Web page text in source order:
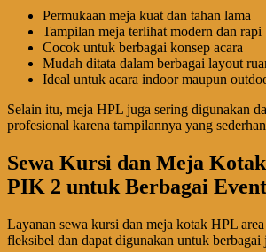
Permukaan meja kuat dan tahan lama
Tampilan meja terlihat modern dan rapi
Cocok untuk berbagai konsep acara
Mudah ditata dalam berbagai layout
Ideal untuk acara indoor maupun
Selain itu, meja HPL juga sering digunakan
profesional karena tampilannya yang
Sewa Kursi dan Meja
PIK 2 untuk Berbagai Event
Layanan sewa kursi dan meja kotak HPL
fleksibel dan dapat digunakan untuk berbagai